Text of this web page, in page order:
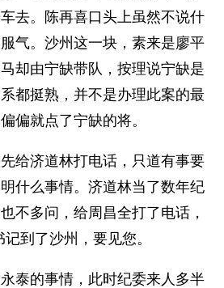
去。陈再喜口头上虽然不说什
气。沙州这一块，素来是廖平
却由宁缺带队，按理说宁缺是
都挺熟，并不是办理此案的最
偏就点了宁缺的将。
给济道林打电话，只道有事要
什么事情。济道林当了数年纪
不多问，给周昌全打了电话，
到了沙州，要见您。
泰的事情，此时纪委来人多半